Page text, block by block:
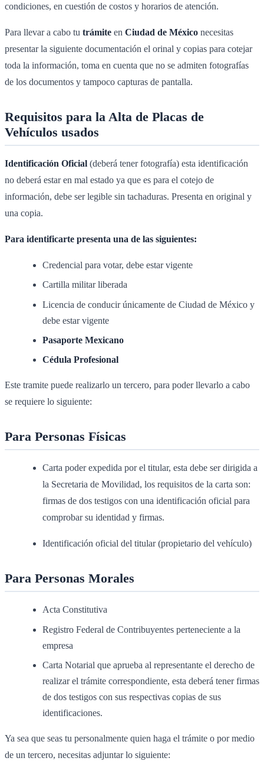
condiciones, en cuestión de costos y horarios de atención.
Para llevar a cabo tu trámite en Ciudad de México necesitas
presentar la siguiente documentación el orinal y copias para cotejar
toda la información, toma en cuenta que no se admiten fotografías
de los documentos y tampoco capturas de pantalla.
Requisitos para la Alta de Placas de
Vehículos usados
Identificación Oficial (deberá tener fotografía) esta identificación
no deberá estar en mal estado ya que es para el cotejo de
información, debe ser legible sin tachaduras. Presenta en original y
una copia.
Para identificarte presenta una de las siguientes:
Credencial para votar, debe estar vigente
Cartilla militar liberada
Licencia de conducir únicamente de Ciudad de México y
debe estar vigente
Pasaporte Mexicano
Cédula Profesional
Este tramite puede realizarlo un tercero, para poder llevarlo a cabo
se requiere lo siguiente:
Para Personas Físicas
Carta poder expedida por el titular, esta debe ser dirigida a
la Secretaria de Movilidad, los requisitos de la carta son:
firmas de dos testigos con una identificación oficial para
comprobar su identidad y firmas.
Identificación oficial del titular (propietario del vehículo)
Para Personas Morales
Acta Constitutiva
Registro Federal de Contribuyentes perteneciente a la
empresa
Carta Notarial que aprueba al representante el derecho de
realizar el trámite correspondiente, esta deberá tener firmas
de dos testigos con sus respectivas copias de sus
identificaciones.
Ya sea que seas tu personalmente quien haga el trámite o por medio
de un tercero, necesitas adjuntar lo siguiente: